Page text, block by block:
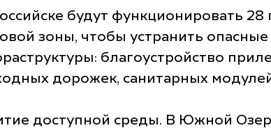
будут функционировать
зоны, чтобы устранить
благоустройство
дорожек, санитарных
доступной среды. В Южной